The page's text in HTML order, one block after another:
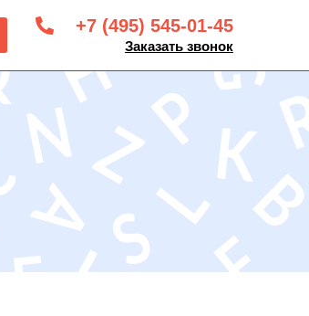
+7 (495) 545-01-45
Заказать звонок